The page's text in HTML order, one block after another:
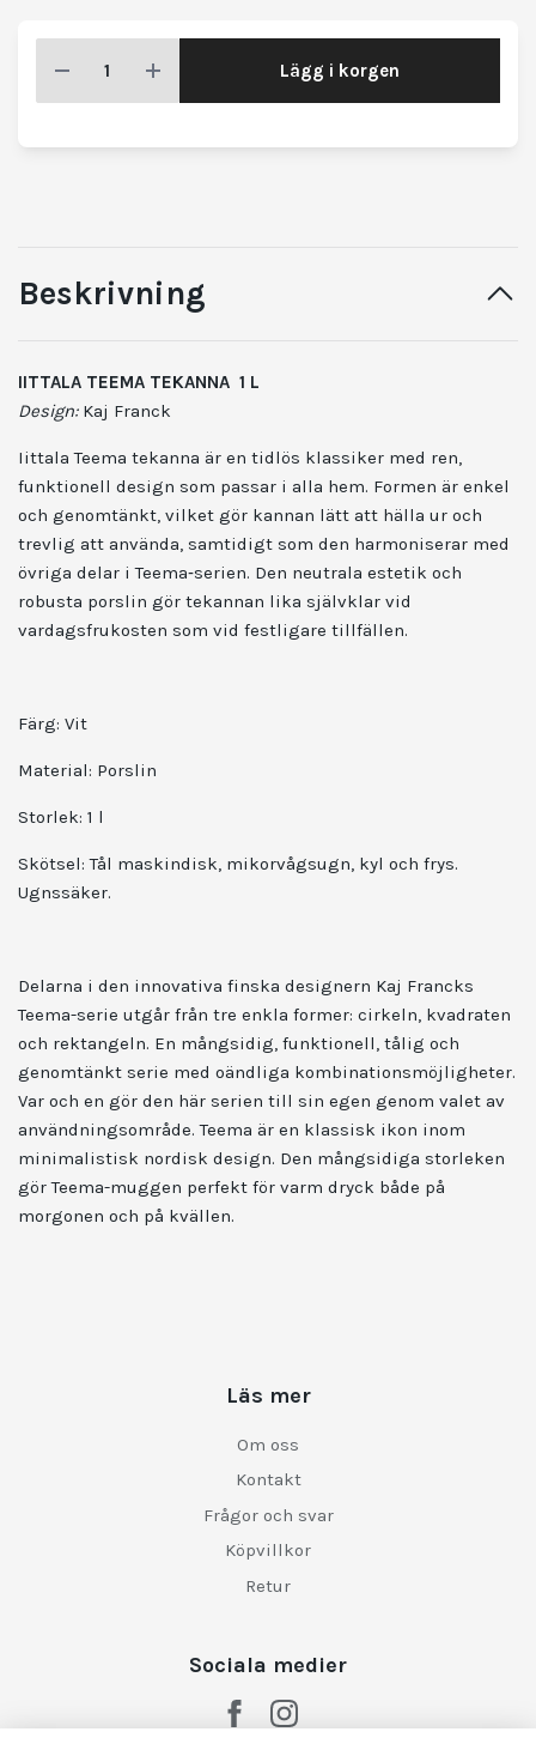
Lägg i korgen
Beskrivning
IITTALA TEEMA TEKANNA 1 L
Design: Kaj Franck
Iittala Teema tekanna är en tidlös klassiker med ren,
funktionell design som passar i alla hem. Formen är enkel
och genomtänkt, vilket gör kannan lätt att hälla ur och
trevlig att använda, samtidigt som den harmoniserar med
övriga delar i Teema‑serien. Den neutrala estetik och
robusta porslin gör tekannan lika självklar vid
vardagsfrukosten som vid festligare tillfällen.
Färg: Vit
Material: Porslin
Storlek: 1 l
Skötsel: Tål maskindisk, mikorvågsugn, kyl och frys.
Ugnssäker.
Delarna i den innovativa finska designern Kaj Francks
Teema-serie utgår från tre enkla former: cirkeln, kvadraten
och rektangeln. En mångsidig, funktionell, tålig och
genomtänkt serie med oändliga kombinationsmöjligheter.
Var och en gör den här serien till sin egen genom valet av
användningsområde. Teema är en klassisk ikon inom
minimalistisk nordisk design. Den mångsidiga storleken
gör Teema-muggen perfekt för varm dryck både på
morgonen och på kvällen.
Läs mer
Om oss
Kontakt
Frågor och svar
Köpvillkor
Retur
Sociala medier